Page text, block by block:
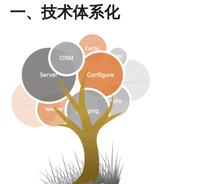
一、技术体系化